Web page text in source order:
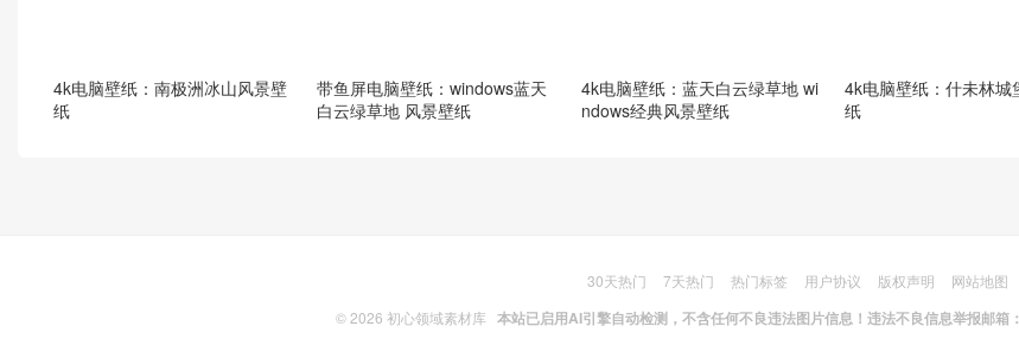
4k电脑壁纸：南极洲冰山风景壁
纸
带鱼屏电脑壁纸：windows蓝天
白云绿草地 风景壁纸
4k电脑壁纸：蓝天白云绿草地 wi
ndows经典风景壁纸
4k电脑壁纸：什未林城
纸
30天热门 7天热门 热门标签 用户协议 版权声明
网站地图
© 2026 初心领域素材库 本站已启用AI引擎自动检测，不含任何不良违法图片信息！ 违法不良信息举报邮